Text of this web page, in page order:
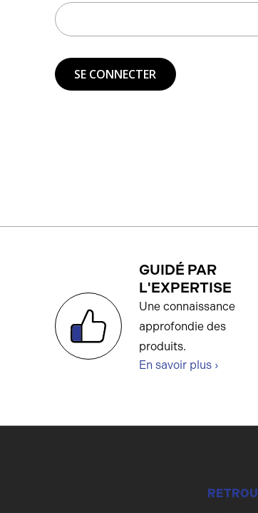
SE CONNECTER
GUIDÉ PAR
L'EXPERTISE
Une connaissance
approfondie des
produits.
En savoir plus ›